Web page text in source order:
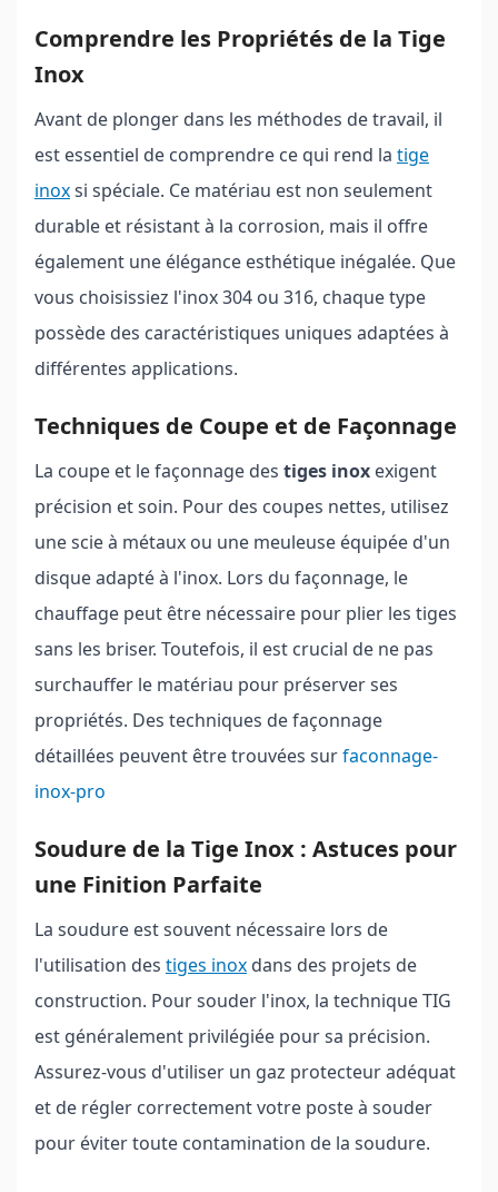
Comprendre les Propriétés de la Tige
Inox
Avant de plonger dans les méthodes de travail, il
est essentiel de comprendre ce qui rend la tige
inoxsi spéciale. Ce matériau est non seulement
durable et résistant à la corrosion, mais il offre
également une élégance esthétique inégalée. Que
vous choisissiez l'inox 304 ou 316, chaque type
possède des caractéristiques uniques adaptées à
différentes applications.
Techniques de Coupe et de Façonnage
La coupe et le façonnage des tiges inox exigent
précision et soin. Pour des coupes nettes, utilisez
une scie à métaux ou une meuleuse équipée d'un
disque adapté à l'inox. Lors du façonnage, le
chauffage peut être nécessaire pour plier les tiges
sans les briser. Toutefois, il est crucial de ne pas
surchauffer le matériau pour préserver ses
propriétés. Des techniques de façonnage
détaillées peuvent être trouvées surfaconnage-
inox-pro
Soudure de la Tige Inox : Astuces pour
une Finition Parfaite
La soudure est souvent nécessaire lors de
l'utilisation des tiges inox dans des projets de
construction. Pour souder l'inox, la technique TIG
est généralement privilégiée pour sa précision.
Assurez-vous d'utiliser un gaz protecteur adéquat
et de régler correctement votre poste à souder
pour éviter toute contamination de la soudure.